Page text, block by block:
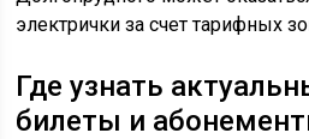
электрички за счет тарифных
Где узнать
билеты и